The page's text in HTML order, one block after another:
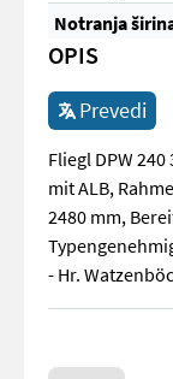
Notranja
OPIS
Prevedi
Fliegl DPW
mit ALB,
2480 mm,
- Hr.
Fliegl DPW